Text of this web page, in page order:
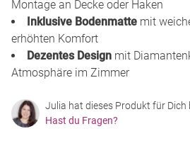
Montage an Decke oder Haken
Inklusive Bodenmatte mit
erhöhten Komfort
Dezentes Design mit
Atmosphäre im Zimmer
Julia hat dieses Produkt für Dich
Hast du Fragen?